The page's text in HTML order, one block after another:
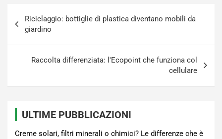
articoli
Riciclaggio: bottiglie di plastica diventano mobili da
giardino
Raccolta differenziata: l'Ecopoint che funziona col
cellulare
ULTIME PUBBLICAZIONI
Creme solari, filtri minerali o chimici? Le differenze che è